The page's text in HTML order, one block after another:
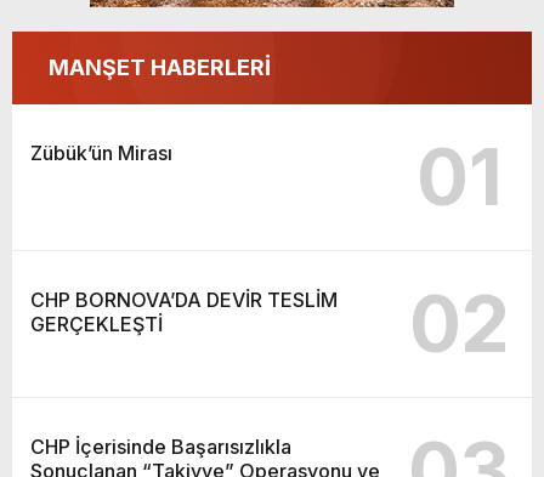
MANŞET HABERLERİ
Zübük’ün Mirası 01
CHP BORNOVA’DA DEVİR TESLİM
GERÇEKLEŞTİ
02
CHP İçerisinde Başarısızlıkla
Sonuçlanan “Takiyye” Operasyonu ve